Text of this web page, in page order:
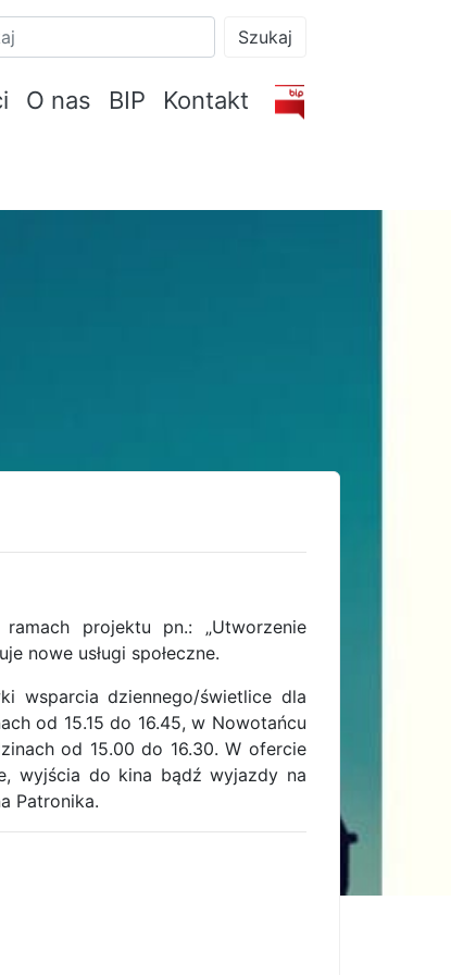
Szukaj
O nas BIP Kontakt
projektu pn.: „Utworzenie
nowe usługi społeczne.
wsparcia dziennego/świetlice dla
od 15.15 do 16.45, w Nowotańcu
od 15.00 do 16.30. W ofercie
wyjścia do kina bądź wyjazdy na
Patronika.